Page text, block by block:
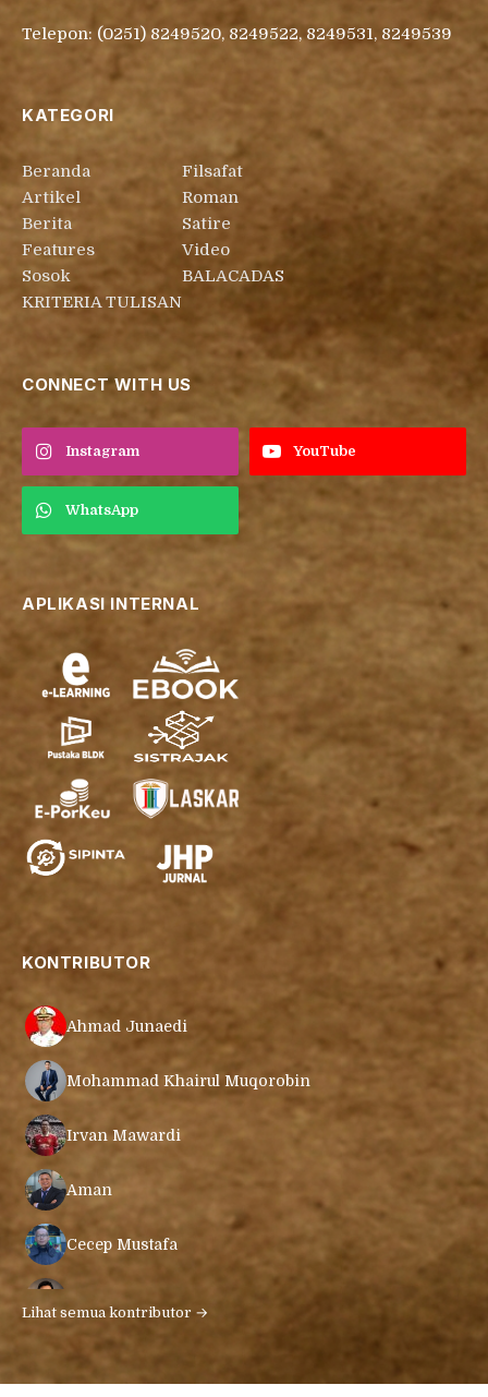
Telepon: (0251) 8249520, 8249522, 8249531, 8249539
KATEGORI
Beranda
Artikel
Berita
Features
Sosok
KRITERIA TULISAN
Filsafat
Roman
Satire
Video
BALACADAS
CONNECT WITH US
Instagram YouTube
WhatsApp
APLIKASI INTERNAL
KONTRIBUTOR
Ahmad Junaedi
Mohammad Khairul Muqorobin
Irvan Mawardi
Aman
Cecep Mustafa
Ari Gunawan
Lihat semua kontributor →